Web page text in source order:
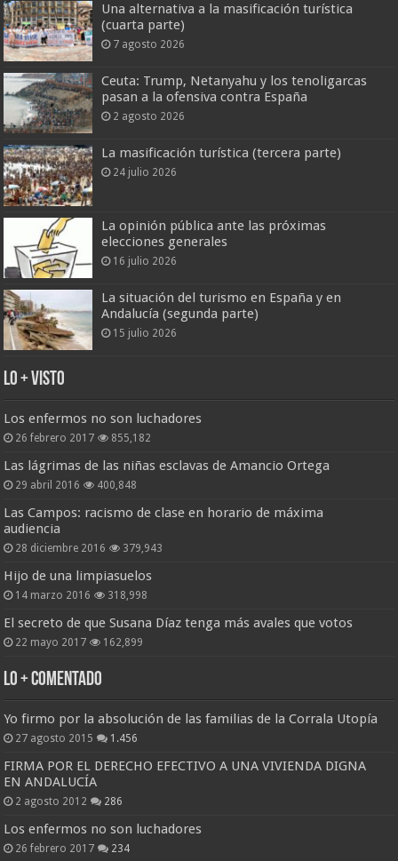
Una alternativa a la masificación turística
(cuarta parte)
7 agosto 2026
Ceuta: Trump, Netanyahu y los tenoligarcas
pasan a la ofensiva contra España
2 agosto 2026
La masificación turística (tercera parte)
24 julio 2026
La opinión pública ante las próximas
elecciones generales
16 julio 2026
La situación del turismo en España y en
Andalucía (segunda parte)
15 julio 2026
Lo + Visto
Los enfermos no son luchadores
26 febrero 2017 855,182
Las lágrimas de las niñas esclavas de Amancio Ortega
29 abril 2016 400,848
Las Campos: racismo de clase en horario de máxima
audiencia
28 diciembre 2016 379,943
Hijo de una limpiasuelos
14 marzo 2016 318,998
El secreto de que Susana Díaz tenga más avales que votos
22 mayo 2017 162,899
Lo + Comentado
Yo firmo por la absolución de las familias de la Corrala Utopía
27 agosto 2015 1.456
FIRMA POR EL DERECHO EFECTIVO A UNA VIVIENDA DIGNA
EN ANDALUCÍA
2 agosto 2012 286
Los enfermos no son luchadores
26 febrero 2017 234